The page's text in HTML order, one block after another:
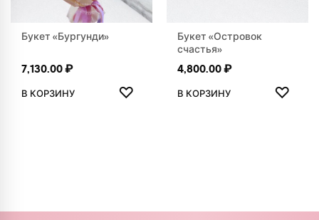
Букет «Бургунди»
7,130.00₽
В КОРЗИНУ ♡
ДОБАВИТЬ В ИЗБРАННОЕ
Букет «Островок
счастья»
4,800.00₽
В КОРЗИНУ ♡